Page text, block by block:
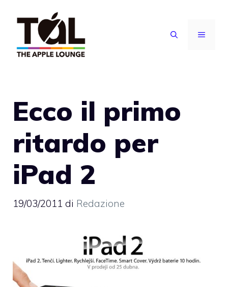
contenuto
MENU
Ecco il primo
ritardo per
iPad 2
19/03/2011 di Redazione